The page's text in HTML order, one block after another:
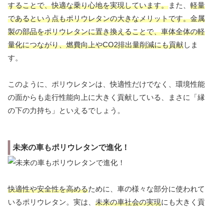
することで、快適な乗り心地を実現しています。また、 軽量
であるという点もポリウレタンの大きなメリットです。金属
製の部品をポリウレタンに置き換えることで、車体全体の軽
量化につながり、燃費向上やCO2排出量削減にも貢献しま
す。
このように、ポリウレタンは、快適性だけでなく、環境性能
の面からも走行性能向上に大きく貢献している、まさに「縁
の下の力持ち」といえるでしょう。
未来の車もポリウレタンで進化！
快適性や安全性を高めるために、車の様々な部分に使われて
いるポリウレタン。実は、 未来の車社会の実現にも大きく貢